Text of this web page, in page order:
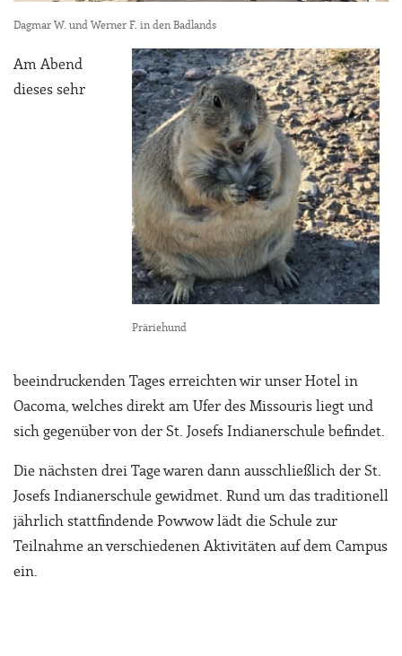
Dagmar W. und Werner F. in den Badlands
Präriehund
Am Abend
dieses sehr
beeindruckenden Tages erreichten wir unser Hotel in
Oacoma, welches direkt am Ufer des Missouris liegt und
sich gegenüber von der St. Josefs Indianerschule befindet.
Die nächsten drei Tage waren dann ausschließlich der St.
Josefs Indianerschule gewidmet. Rund um das traditionell
jährlich stattfindende Powwow lädt die Schule zur
Teilnahme an verschiedenen Aktivitäten auf dem Campus
ein.